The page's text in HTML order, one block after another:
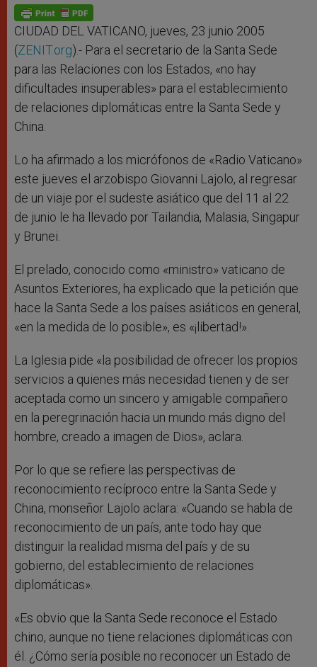
p
p
g
e
r
o
k
CIUDAD DEL VATICANO, jueves, 23 junio 2005
(ZENIT.org).- Para el secretario de la Santa Sede
para las Relaciones con los Estados, «no hay
dificultades insuperables» para el establecimiento
de relaciones diplomáticas entre la Santa Sede y
China.
Lo ha afirmado a los micrófonos de «Radio Vaticano»
este jueves el arzobispo Giovanni Lajolo, al regresar
de un viaje por el sudeste asiático que del 11 al 22
de junio le ha llevado por Tailandia, Malasia, Singapur
y Brunei.
El prelado, conocido como «ministro» vaticano de
Asuntos Exteriores, ha explicado que la petición que
hace la Santa Sede a los países asiáticos en general,
«en la medida de lo posible», es «¡libertad!».
La Iglesia pide «la posibilidad de ofrecer los propios
servicios a quienes más necesidad tienen y de ser
aceptada como un sincero y amigable compañero
en la peregrinación hacia un mundo más digno del
hombre, creado a imagen de Dios», aclara.
Por lo que se refiere las perspectivas de
reconocimiento recíproco entre la Santa Sede y
China, monseñor Lajolo aclara: «Cuando se habla de
reconocimiento de un país, ante todo hay que
distinguir la realidad misma del país y de su
gobierno, del establecimiento de relaciones
diplomáticas».
«Es obvio que la Santa Sede reconoce el Estado
chino, aunque no tiene relaciones diplomáticas con
él. ¿Cómo sería posible no reconocer un Estado de